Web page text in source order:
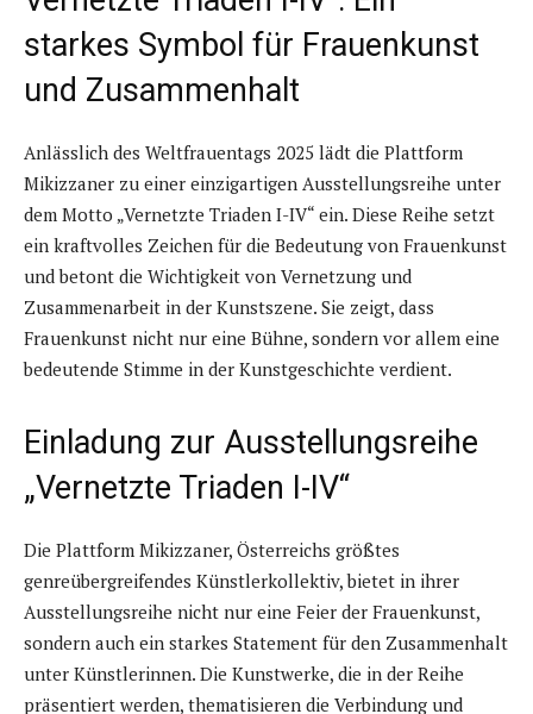
starkes Symbol für Frauenkunst
und Zusammenhalt
Anlässlich des Weltfrauentags 2025 lädt die Plattform
Mikizzaner zu einer einzigartigen Ausstellungsreihe unter
dem Motto „Vernetzte Triaden I-IV“ ein. Diese Reihe setzt
ein kraftvolles Zeichen für die Bedeutung von Frauenkunst
und betont die Wichtigkeit von Vernetzung und
Zusammenarbeit in der Kunstszene. Sie zeigt, dass
Frauenkunst nicht nur eine Bühne, sondern vor allem eine
bedeutende Stimme in der Kunstgeschichte verdient.
Einladung zur Ausstellungsreihe
„Vernetzte Triaden I-IV“
Die Plattform Mikizzaner, Österreichs größtes
genreübergreifendes Künstlerkollektiv, bietet in ihrer
Ausstellungsreihe nicht nur eine Feier der Frauenkunst,
sondern auch ein starkes Statement für den Zusammenhalt
unter Künstlerinnen. Die Kunstwerke, die in der Reihe
präsentiert werden, thematisieren die Verbindung und